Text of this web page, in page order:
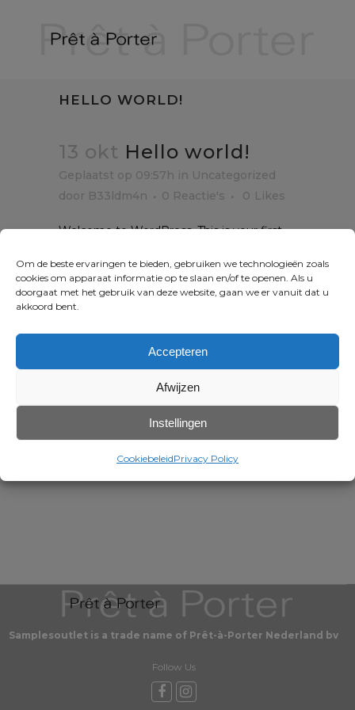
Om de beste ervaringen te bieden, gebruiken we technologieën zoals
cookies om apparaat informatie op te slaan en/of te openen. Als u
doorgaat met het gebruik van deze website, gaan we er vanuit dat u
akkoord bent.
Accepteren
Afwijzen
Instellingen
CookiebeleidPrivacy Policy
HELLO WORLD!
13 okt Hello world!
Geplaatst op 09:57h in Uncategorized
door B33ldm4n 0 Reactie's 0 Likes
Welcome to WordPress. This is your first
Sorry, het is niet mogelijk om te reageren.
Samplesoutlet is a trade name of Prêt-à-Porter Nederland bv
Follow Us